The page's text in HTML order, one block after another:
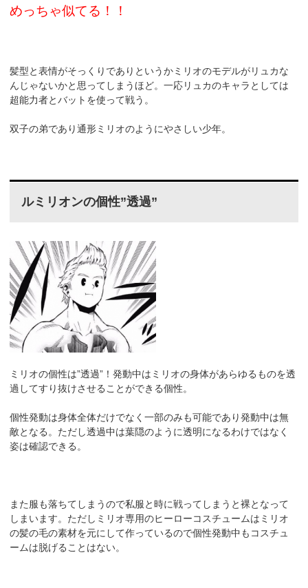
めっちゃ似てる！！
髪型と表情がそっくりでありというかミリオのモデルがリュカな
んじゃないかと思ってしまうほど。一応リュカのキャラとしては
超能力者とバットを使って戦う。
双子の弟であり通形ミリオのようにやさしい少年。
ルミリオンの個性”透過”
ミリオの個性は”透過”！発動中はミリオの身体があらゆるものを透
過してすり抜けさせることができる個性。
個性発動は身体全体だけでなく一部のみも可能であり発動中は無
敵となる。ただし透過中は葉隠のように透明になるわけではなく
姿は確認できる。
また服も落ちてしまうので私服と時に戦ってしまうと裸となって
しまいます。ただしミリオ専用のヒーローコスチュームはミリオ
の髪の毛の素材を元にして作っているので個性発動中もコスチュ
ームは脱げることはない。